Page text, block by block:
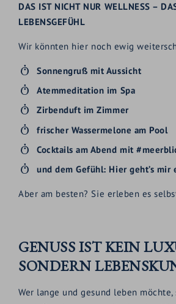
DAS IST NICHT NUR WELLNESS –
LEBENSGEFÜHL
Wir könnten hier noch ewig
Sonnengruß mit Aussicht
Atemmeditation im Spa
Zirbenduft im Zimmer
frischer Wassermelone am Pool
Cocktails am Abend mit
und dem Gefühl: Hier geht’s mir
Aber am besten? Sie erleben es
GENUSS IST KEIN
SONDERN
Wer lange und gesund leben